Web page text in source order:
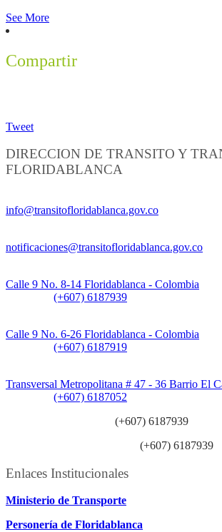
See More
Compartir
Tweet
DIRECCION DE TRANSITO Y
FLORIDABLANCA
info@transitofloridablanca.gov.co
notificaciones@transitofloridablanca.gov.co
Calle 9 No. 8-14 Floridablanca - Colombia
(+607) 6187939
Calle 9 No. 6-26 Floridablanca - Colombia
(+607) 6187919
Transversal Metropolitana # 47 - 36 Barrio El
(+607) 6187052
(+607) 6187939
(+607) 6187939
Enlaces Institucionales
Ministerio de Transporte
Personería de Floridablanca